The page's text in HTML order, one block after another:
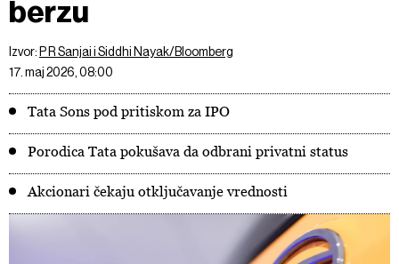
berzu
Izvor: P R Sanjai i Siddhi Nayak/Bloomberg
17. maj 2026, 08:00
Tata Sons pod pritiskom za IPO
Porodica Tata pokušava da odbrani privatni status
Akcionari čekaju otključavanje vrednosti